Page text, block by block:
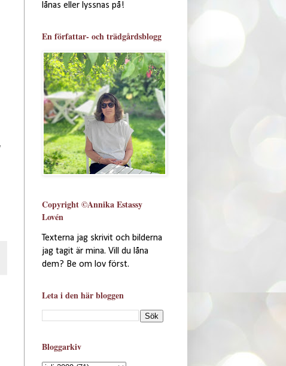
lånas eller lyssnas på!
En författar- och trädgårdsblogg
Copyright ©Annika Estassy
Lovén
Texterna jag skrivit och bilderna
jag tagit är mina. Vill du låna
dem? Be om lov först.
Leta i den här bloggen
Bloggarkiv